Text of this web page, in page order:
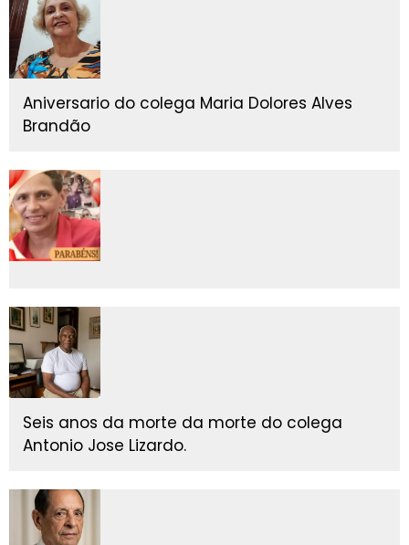
Aniversario do colega Maria Dolores Alves
Brandão
Seis anos da morte da morte do colega
Antonio Jose Lizardo.